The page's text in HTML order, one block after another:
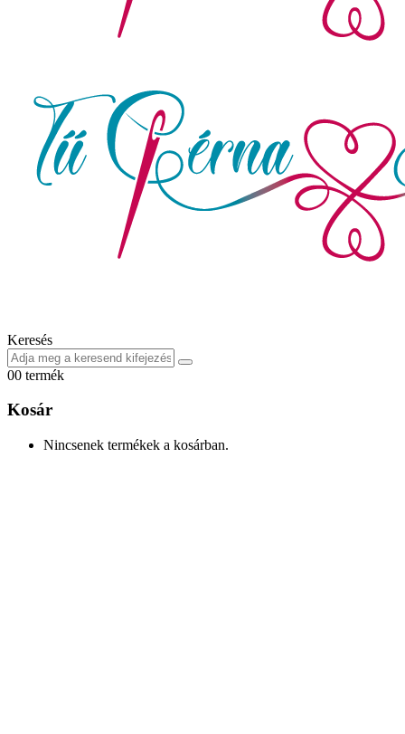
Keresés
00 termék
Kosár
Nincsenek termékek a kosárban.